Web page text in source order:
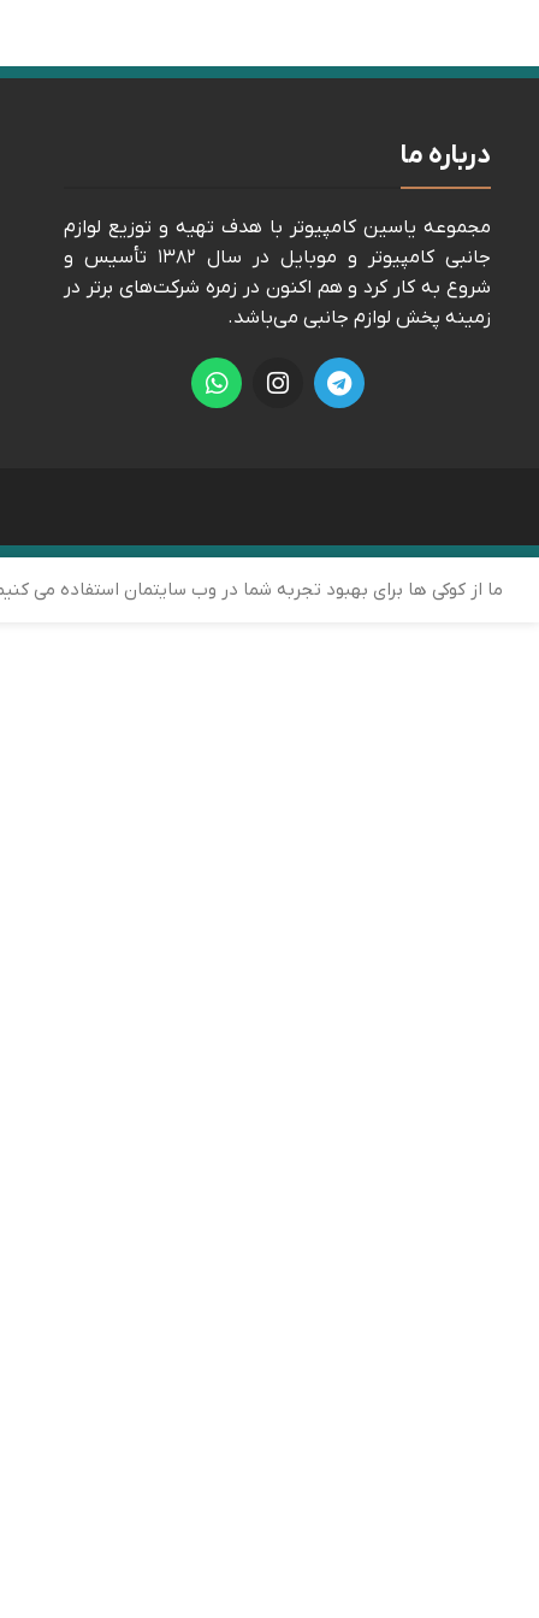
درباره ما
مجموعه ياسين كامپيوتر با هدف تهيه و توزيع لوازم
جانبی كامپيوتر و موبايل در سال ١٣٨٢ تأسيس و
شروع به كار كرد و هم اكنون در زمره شركت‌های برتر در
زمينه پخش لوازم جانبی می‌باشد.
ما از کوکی ها برای بهبود تجربه شما در وب سایتمان استفاده می